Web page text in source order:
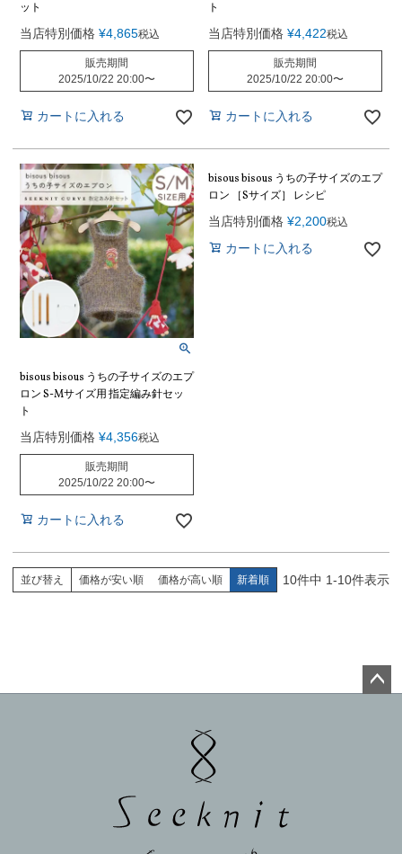
ット
当店特別価格 ¥4,865税込
販売期間
2025/10/22 20:00〜
カートに入れる
ト
当店特別価格 ¥4,422税込
販売期間
2025/10/22 20:00〜
カートに入れる
bisous bisous うちの子サイズのエプ
ロン S-Mサイズ用 指定編み針セッ
ト
当店特別価格 ¥4,356税込
販売期間
2025/10/22 20:00〜
カートに入れる
bisous bisous うちの子サイズのエプ
ロン ［Sサイズ］ レシピ
当店特別価格 ¥2,200税込
カートに入れる
並び替え 価格が安い順 価格が高い順 新着順 10件中 1-10件表示